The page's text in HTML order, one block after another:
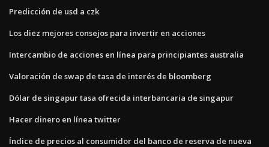
Predicción de usd a czk
Los diez mejores consejos para invertir en acciones
Intercambio de acciones en línea para principiantes australia
Valoración de swap de tasa de interés de bloomberg
Dólar de singapur tasa ofrecida interbancaria de singapur
Hacer dinero en línea twitter
Índice de precios al consumidor del banco de reserva de nueva